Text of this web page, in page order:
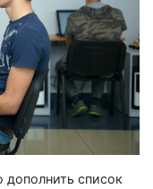
дополнить список